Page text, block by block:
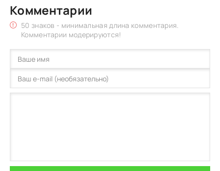
Комментарии
50 знаков - минимальная длина комментария.
Комментарии модерируются!